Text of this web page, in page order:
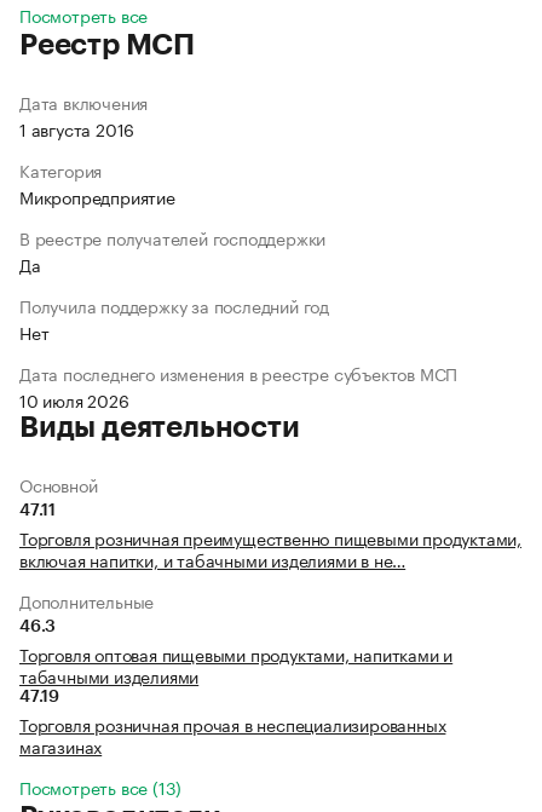
Посмотреть все
Реестр МСП
Дата включения
1 августа 2016
Категория
Микропредприятие
В реестре получателей господдержки
Да
Получила поддержку за последний год
Нет
Дата последнего изменения в реестре субъектов МСП
10 июля 2026
Виды деятельности
Основной
47.11
Торговля розничная преимущественно пищевыми продуктами,
включая напитки, и табачными изделиями в не…
Дополнительные
46.3
Торговля оптовая пищевыми продуктами, напитками и
табачными изделиями
47.19
Торговля розничная прочая в неспециализированных
магазинах
Посмотреть все (13)